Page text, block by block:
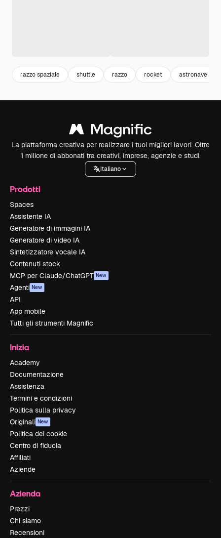
razzo spaziale shuttle razzo rocket astronave
La piattaforma creativa per realizzare i tuoi migliori lavori. Oltre
1 milione di abbonati tra creativi, imprese, agenzie e studi.
Italiano
Prodotti
Spaces
Assistente IA
Generatore di immagini IA
Generatore di video IA
Sintetizzatore vocale IA
Contenuti stock
MCP per Claude/ChatGPT New
Agenti New
API
App mobile
Tutti gli strumenti Magnific
Inizia
Academy
Documentazione
Assistenza
Termini e condizioni
Politica sulla privacy
Originali New
Politica dei cookie
Centro di fiducia
Affiliati
Aziende
Azienda
Prezzi
Chi siamo
Recensioni